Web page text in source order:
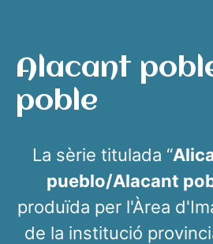
Alacant
poble
La sèrie titulada “
pueblo/Alacant
produïda per l'Àrea
de la institució